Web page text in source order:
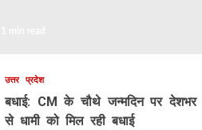
उत्तर प्रदेश
बधाई: CM के चौथे जन्मदिन पर देशभर
से धामी को मिल रही बधाई